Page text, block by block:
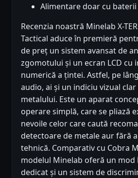
Alimentare doar cu baterii
Recenzia noastră Minelab X-
Tactical aduce în premieră
de preț un sistem avansat de
zgomotului și un ecran LCD cu
numerică a țintei. Astfel, pe
audio, ai și un indiciu vizual
metalului. Este un aparat
operare simplă, care se pliază
nevoile celor care caută
detectoare de metale aur fără
tehnică. Comparativ cu Cobra
modelul Minelab oferă un mod
dedicat și un sistem de